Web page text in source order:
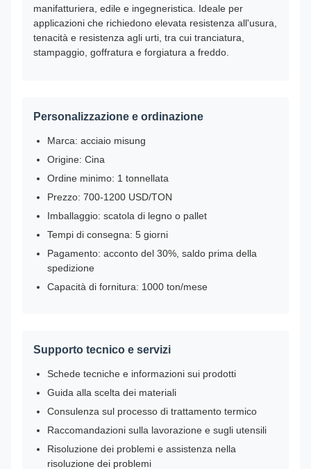
manifatturiera, edile e ingegneristica. Ideale per
applicazioni che richiedono elevata resistenza all'usura,
tenacità e resistenza agli urti, tra cui tranciatura,
stampaggio, goffratura e forgiatura a freddo.
Personalizzazione e ordinazione
Marca: acciaio misung
Origine: Cina
Ordine minimo: 1 tonnellata
Prezzo: 700-1200 USD/TON
Imballaggio: scatola di legno o pallet
Tempi di consegna: 5 giorni
Pagamento: acconto del 30%, saldo prima della
spedizione
Capacità di fornitura: 1000 ton/mese
Supporto tecnico e servizi
Schede tecniche e informazioni sui prodotti
Guida alla scelta dei materiali
Consulenza sul processo di trattamento termico
Raccomandazioni sulla lavorazione e sugli utensili
Risoluzione dei problemi e assistenza nella
risoluzione dei problemi